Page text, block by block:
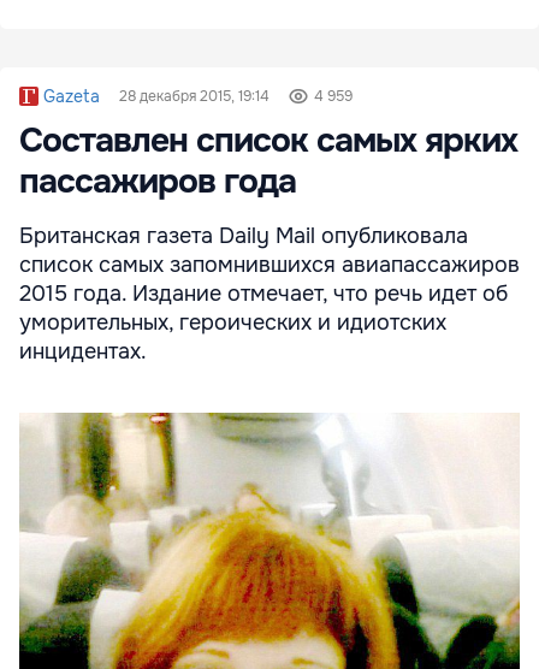
Gazeta 28 декабря 2015, 19:14 4 959
Составлен список самых ярких
пассажиров года
Британская газета Daily Mail опубликовала
список самых запомнившихся авиапассажиров
2015 года. Издание отмечает, что речь идет об
уморительных, героических и идиотских
инцидентах.